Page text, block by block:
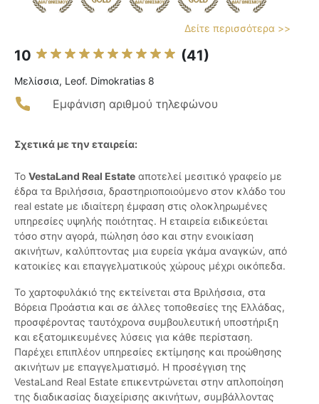
Δείτε περισσότερα >>
10 (41)
Μελίσσια, Leof. Dimokratias 8
Εμφάνιση αριθμού τηλεφώνου
Σχετικά με την εταιρεία:
Το VestaLand Real Estate αποτελεί μεσιτικό γραφείο με
έδρα τα Βριλήσσια, δραστηριοποιούμενο στον κλάδο του
real estate με ιδιαίτερη έμφαση στις ολοκληρωμένες
υπηρεσίες υψηλής ποιότητας. Η εταιρεία ειδικεύεται
τόσο στην αγορά, πώληση όσο και στην ενοικίαση
ακινήτων, καλύπτοντας μια ευρεία γκάμα αναγκών, από
κατοικίες και επαγγελματικούς χώρους μέχρι οικόπεδα.
Το χαρτοφυλάκιό της εκτείνεται στα Βριλήσσια, στα
Βόρεια Προάστια και σε άλλες τοποθεσίες της Ελλάδας,
προσφέροντας ταυτόχρονα συμβουλευτική υποστήριξη
και εξατομικευμένες λύσεις για κάθε περίσταση.
Παρέχει επιπλέον υπηρεσίες εκτίμησης και προώθησης
ακινήτων με επαγγελματισμό. Η προσέγγιση της
VestaLand Real Estate επικεντρώνεται στην απλοποίηση
της διαδικασίας διαχείρισης ακινήτων, συμβάλλοντας